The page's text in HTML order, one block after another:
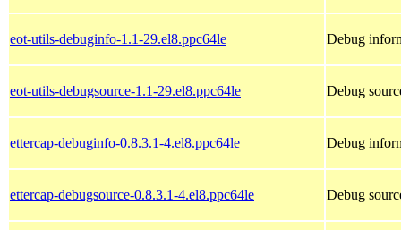
eot-utils-debuginfo-1.1-29.el8.ppc64le Debug
eot-utils-debugsource-1.1-29.el8.ppc64le Debug
ettercap-debuginfo-0.8.3.1-4.el8.ppc64le Debug
ettercap-debugsource-0.8.3.1-4.el8.ppc64le Debug